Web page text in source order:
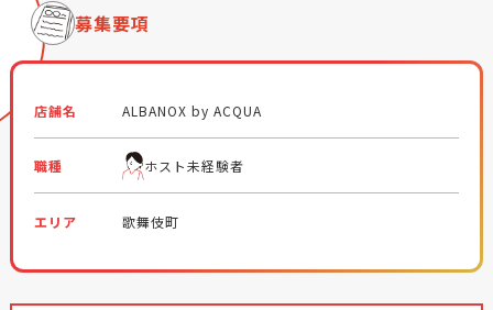
募集要項
店舗名 ALBANOX by ACQUA
職種 ホスト未経験者
エリア 歌舞伎町